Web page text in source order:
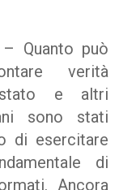
Quanto può
verità
e altri
sono stati
di esercitare
di
Ancora